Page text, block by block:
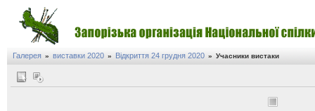
Галерея » виставки 2020 » Відкриття 24 грудня 2020 » Учасники вистаки